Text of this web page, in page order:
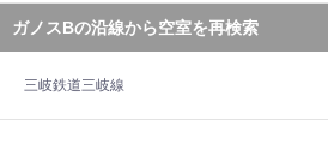
ガノスBの沿線から空室を再検索
三岐鉄道三岐線